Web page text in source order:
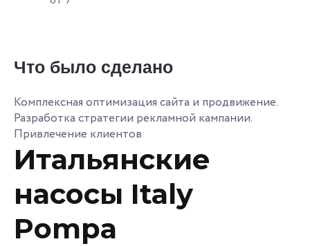
Что было сделано
Комплексная оптимизация сайта и продвижение.
Разработка стратегии рекламной кампании.
Привлечение клиентов
Итальянские
насосы Italy
Pompa